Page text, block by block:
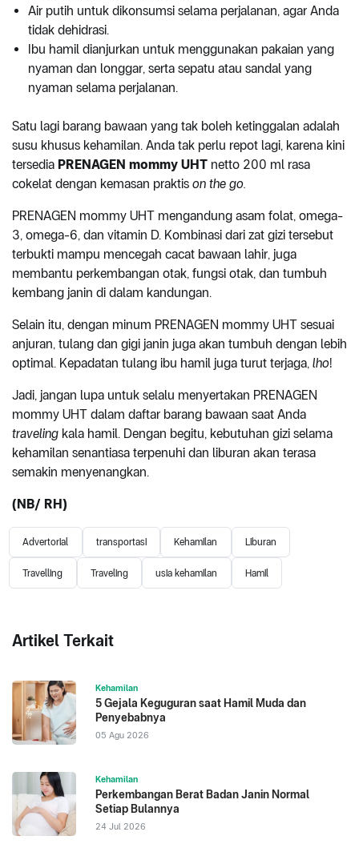
Air putih untuk dikonsumsi selama perjalanan, agar Anda
tidak dehidrasi.
Ibu hamil dianjurkan untuk menggunakan pakaian yang
nyaman dan longgar, serta sepatu atau sandal yang
nyaman selama perjalanan.
Satu lagi barang bawaan yang tak boleh ketinggalan adalah
susu khusus kehamilan. Anda tak perlu repot lagi, karena kini
tersedia PRENAGEN mommy UHT netto 200 ml rasa
cokelat dengan kemasan praktis on the go.
PRENAGEN mommy UHT mengandung asam folat, omega-
3, omega-6, dan vitamin D. Kombinasi dari zat gizi tersebut
terbukti mampu mencegah cacat bawaan lahir, juga
membantu perkembangan otak, fungsi otak, dan tumbuh
kembang janin di dalam kandungan.
Selain itu, dengan minum PRENAGEN mommy UHT sesuai
anjuran, tulang dan gigi janin juga akan tumbuh dengan lebih
optimal. Kepadatan tulang ibu hamil juga turut terjaga, lho!
Jadi, jangan lupa untuk selalu menyertakan PRENAGEN
mommy UHT dalam daftar barang bawaan saat Anda
traveling kala hamil. Dengan begitu, kebutuhan gizi selama
kehamilan senantiasa terpenuhi dan liburan akan terasa
semakin menyenangkan.
(NB/ RH)
Advertorial transportasi Kehamilan Liburan
Travelling Traveling usia kehamilan Hamil
Artikel Terkait
Kehamilan
5 Gejala Keguguran saat Hamil Muda dan
Penyebabnya
05 Agu 2026
Kehamilan
Perkembangan Berat Badan Janin Normal
Setiap Bulannya
24 Jul 2026